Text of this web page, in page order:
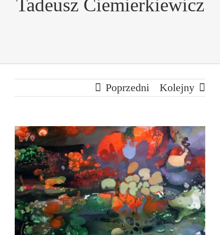
Tadeusz Ciemierkiewicz
Poprzedni Kolejny
Pokaż
większy
obrazek